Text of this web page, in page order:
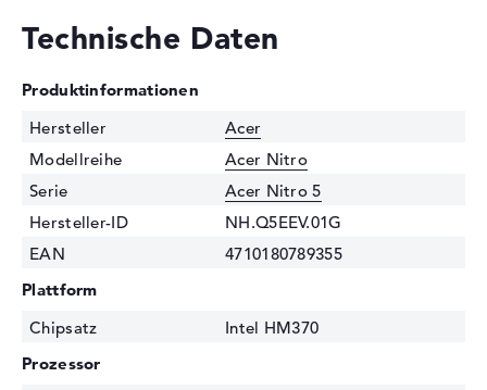
Technische Daten
Produktinformationen
Hersteller
Acer
Modellreihe
Acer Nitro
Serie
Acer Nitro 5
Hersteller-ID
NH.Q5EEV.01G
EAN
4710180789355
Plattform
Chipsatz
Intel HM370
Prozessor